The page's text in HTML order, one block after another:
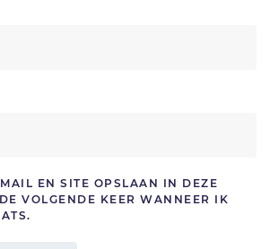
EN SITE OPSLAAN IN DEZE
VOLGENDE KEER WANNEER IK